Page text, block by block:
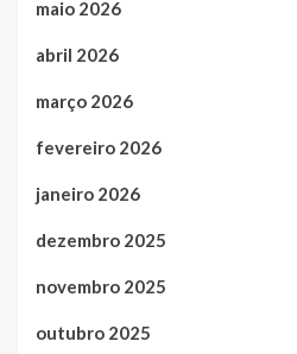
maio 2026
abril 2026
março 2026
fevereiro 2026
janeiro 2026
dezembro 2025
novembro 2025
outubro 2025